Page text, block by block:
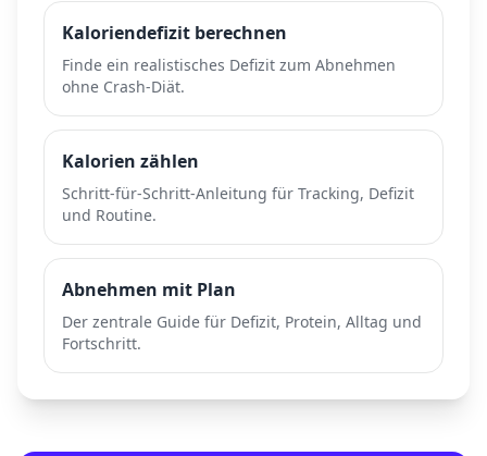
Kaloriendefizit berechnen
Finde ein realistisches Defizit zum Abnehmen
ohne Crash-Diät.
Kalorien zählen
Schritt-für-Schritt-Anleitung für Tracking, Defizit
und Routine.
Abnehmen mit Plan
Der zentrale Guide für Defizit, Protein, Alltag und
Fortschritt.